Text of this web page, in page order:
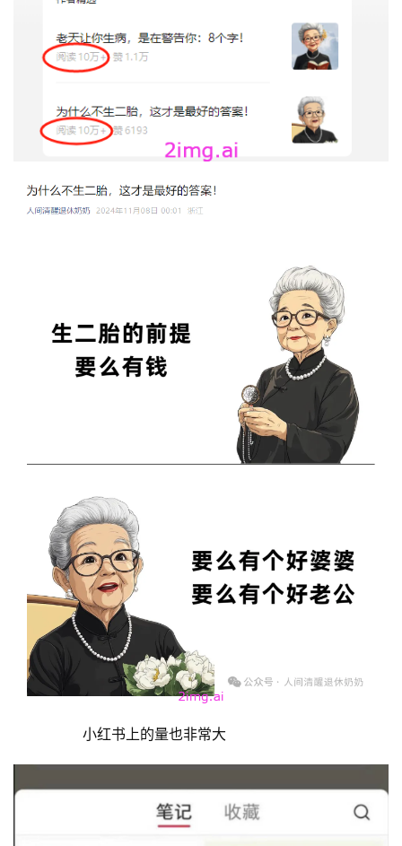
         小红书上的量也非常大